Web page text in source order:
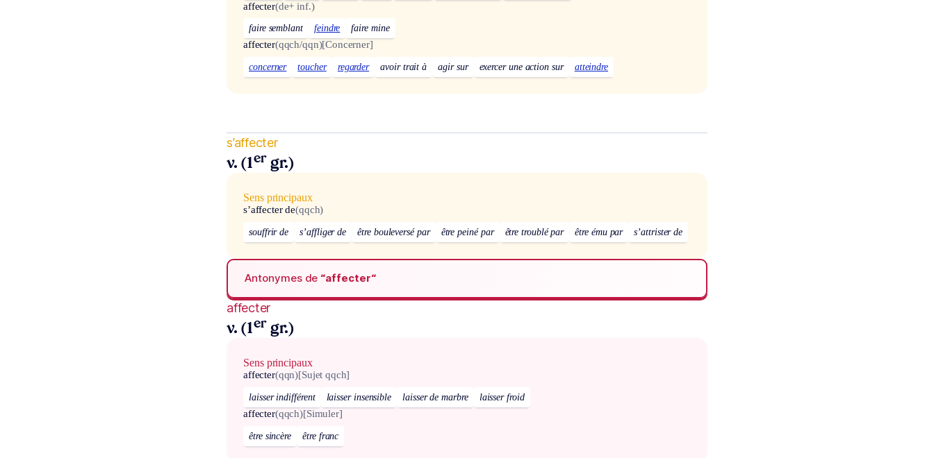
affecter(de+ inf.)
faire semblant feindre faire mine
affecter(qqch/qqn)[Concerner]
concerner toucher regarder avoir trait à agir sur exercer une action sur atteindre
s’affecter
v. (1er gr.)
Sens principaux
s’affecter de(qqch)
souffrir de s’affliger de être bouleversé par être peiné par être troublé par être ému par s’attrister de
Antonymes de “affecter“
affecter
v. (1er gr.)
Sens principaux
affecter(qqn)[Sujet qqch]
laisser indifférent laisser insensible laisser de marbre laisser froid
affecter(qqch)[Simuler]
être sincère être franc